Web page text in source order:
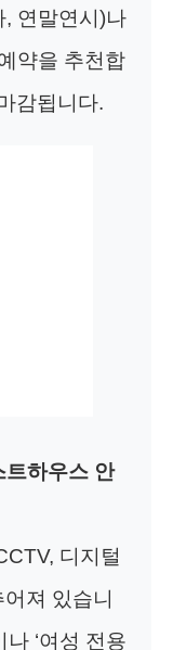
, 연말연시)나
약을 추천합
감됩니다.
트하우스 안
디지털
져 있습니
나 ‘여성 전용